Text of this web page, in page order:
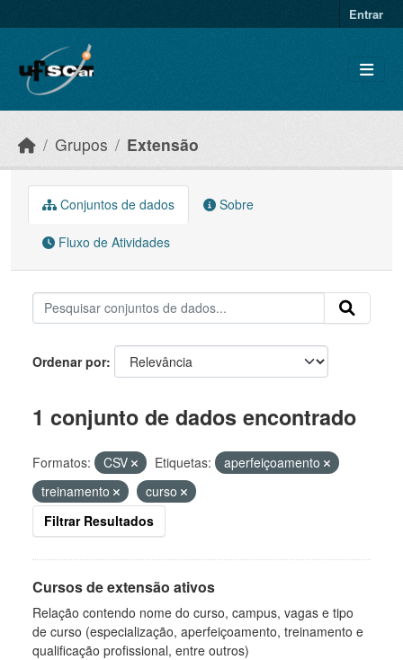
Entrar
Grupos Extensão
Conjuntos de dados Sobre
Fluxo de Atividades
Ordenar por
1 conjunto de dados encontrado
Formatos: CSV Etiquetas:
aperfeiçoamento
treinamento
curso
Filtrar Resultados
Cursos de extensão ativos
Relação contendo nome do curso, campus, vagas e tipo
de curso (especialização, aperfeiçoamento, treinamento e
qualificação profissional, entre outros)